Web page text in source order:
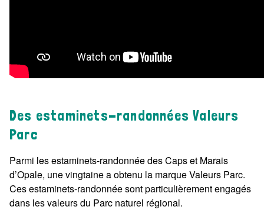
Des estaminets-randonnées Valeurs
Parc
Parmi les estaminets-randonnée des Caps et Marais
d’Opale, une vingtaine a obtenu la marque Valeurs Parc.
Ces estaminets-randonnée sont particulièrement engagés
dans les valeurs du Parc naturel régional.